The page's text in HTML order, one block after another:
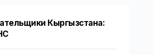
Кыргызстана: